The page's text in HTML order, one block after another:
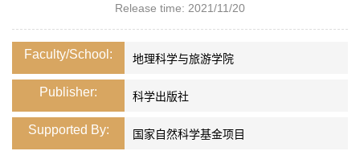
Release time: 2021/11/20
Faculty/School: 地理科学与旅游学院
Publisher: 科学出版社
Supported By: 国家自然科学基金项目